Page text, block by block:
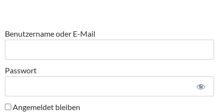
Benutzername oder E-Mail
Passwort
Angemeldet bleiben